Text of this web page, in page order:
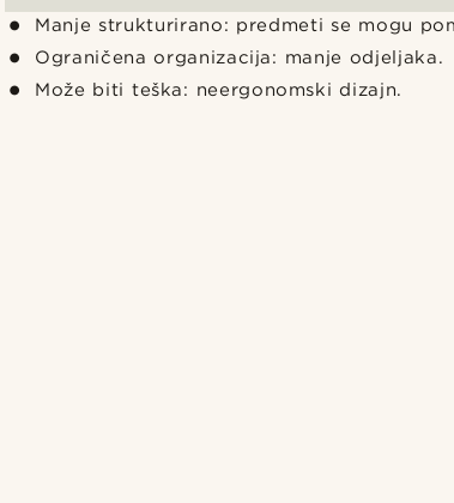
Manje strukturirano: predmeti se mogu
Ograničena organizacija: manje odjeljaka.
Može biti teška: neergonomski dizajn.